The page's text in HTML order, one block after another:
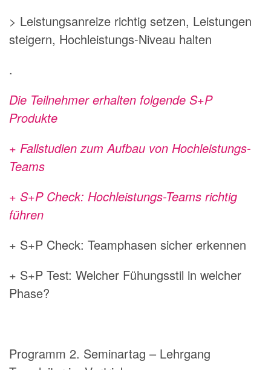
> Leistungsanreize richtig setzen, Leistungen
steigern, Hochleistungs-Niveau halten
.
Die Teilnehmer erhalten folgende S+P
Produkte
+ Fallstudien zum Aufbau von Hochleistungs-
Teams
+ S+P Check: Hochleistungs-Teams richtig
führen
+ S+P Check: Teamphasen sicher erkennen
+ S+P Test: Welcher Fühungsstil in welcher
Phase?
Programm 2. Seminartag – Lehrgang